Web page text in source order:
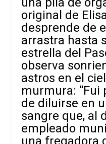
original de
desprende de
arrastra hasta
estrella del
observa
astros en el
murmura: “Fui
de diluirse en
sangre que, al
empleado